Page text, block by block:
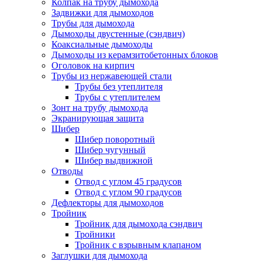
Колпак на трубу дымохода
Задвижки для дымоходов
Трубы для дымохода
Дымоходы двустенные (сэндвич)
Коаксиальные дымоходы
Дымоходы из керамзитобетонных блоков
Оголовок на кирпич
Трубы из нержавеющей стали
Трубы без утеплителя
Трубы с утеплителем
Зонт на трубу дымохода
Экранирующая защита
Шибер
Шибер поворотный
Шибер чугунный
Шибер выдвижной
Отводы
Отвод с углом 45 градусов
Отвод с углом 90 градусов
Дефлекторы для дымоходов
Тройник
Тройник для дымохода сэндвич
Тройники
Тройник с взрывным клапаном
Заглушки для дымохода